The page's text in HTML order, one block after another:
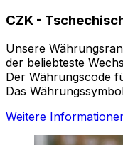
CZK -
Unsere
der beliebteste
Der Währungscode
Das
Weitere